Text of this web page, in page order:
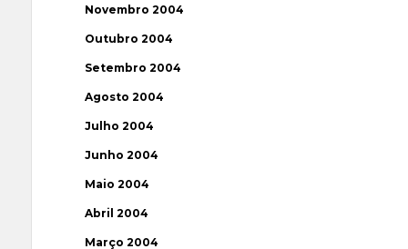
Novembro 2004
Outubro 2004
Setembro 2004
Agosto 2004
Julho 2004
Junho 2004
Maio 2004
Abril 2004
Março 2004